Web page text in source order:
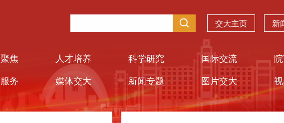
交大主页 新
焦 人才培养 科学研究 国际交流
务 媒体交大 新闻专题 图片交大